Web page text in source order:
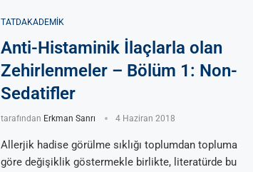
TATDAKADEMIK
Anti-Histaminik İlaçlarla olan
Zehirlenmeler – Bölüm 1: Non-
Sedatifler
tarafından Erkman Sanrı 4 Haziran 2018
Allerjik hadise görülme sıklığı toplumdan topluma
göre değişiklik göstermekle birlikte, literatürde bu